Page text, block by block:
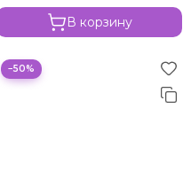
В корзину
−50%